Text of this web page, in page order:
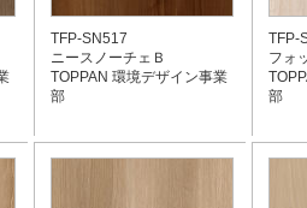
TFP-SN517
ニースノーチェＢ
TOPPAN 環境デザイン事業
部
TFP-
フォ
部